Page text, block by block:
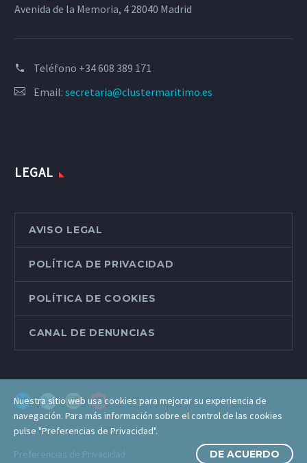
Avenida de la Memoria, 4 28040 Madrid
Teléfono +34 608 389 171
Email: secretaria@clustermaritimo.es
LEGAL
AVISO LEGAL
POLÍTICA DE PRIVACIDAD
POLÍTICA DE COOKIES
CANAL DE DENUNCIAS
Nuestra sitio web usa cookies para mejorar su experiencia de
navegación. Para más información sobre el control de las cookies
pulse "Preferencias de Privacidad".
Preferencias de Privacidad
DE ACUERDO